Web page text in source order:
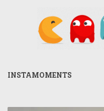
INSTAMOMENTS